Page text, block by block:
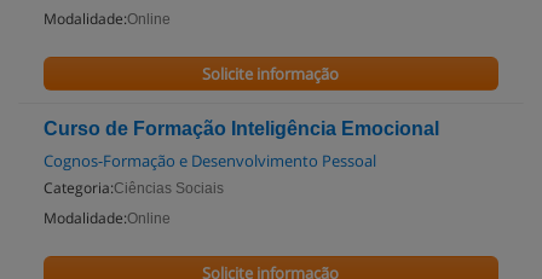
Modalidade:Online
Solicite informação
Curso de Formação Inteligência Emocional
Cognos-Formação e Desenvolvimento Pessoal
Categoria:Ciências Sociais
Modalidade:Online
Solicite informação